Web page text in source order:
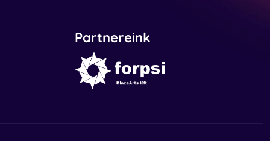
Partnereink